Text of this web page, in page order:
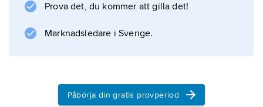
under pseudonymen
Gian Alesio Abattutis
och sedan 1674 känd som
Prova det, du kommer att gilla det!
Marknadsledare i Sverige.
Påbörja din gratis provperiod